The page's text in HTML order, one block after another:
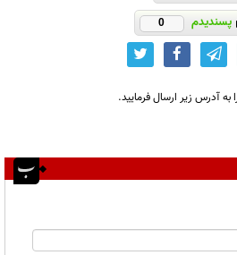
پسندیدم 0
آدرس زیر ارسال فرمایید.